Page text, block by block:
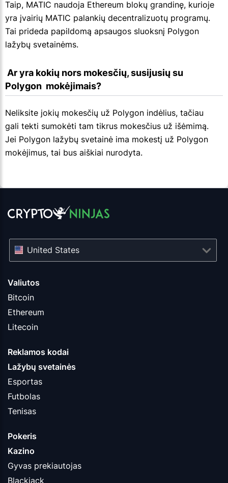
Taip, MATIC naudoja Ethereum blokų grandinę, kurioje
yra įvairių MATIC palankių decentralizuotų programų.
Tai prideda papildomą apsaugos sluoksnį Polygon
lažybų svetainėms.
Polygon  mokėjimais?
Neliksite jokių mokesčių už Polygon indėlius, tačiau
gali tekti sumokėti tam tikrus mokesčius už išėmimą.
Jei Polygon lažybų svetainė ima mokestį už Polygon
mokėjimus, tai bus aiškiai nurodyta.
Valiutos
Bitcoin
Ethereum
Litecoin
Reklamos kodai
Lažybų svetainės
Esportas
Futbolas
Tenisas
Pokeris
Kazino
Gyvas prekiautojas
Blackjack
United States